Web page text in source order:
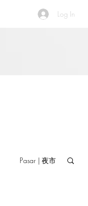
Log In
Pasar | 夜市